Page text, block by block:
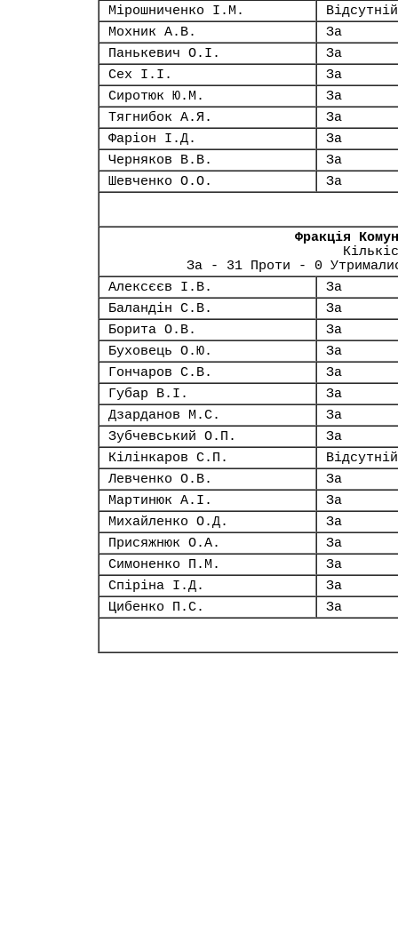
Мірошниченко І.М.
Відсутній
Мохник А.В.
За
Панькевич О.І.
За
Сех І.І.
За
Сиротюк Ю.М.
За
Тягнибок А.Я.
За
Фаріон І.Д.
За
Черняков В.В.
За
Шевченко О.О.
За
Фракція
За - 31 Проти - 0
Алексєєв І.В.
За
Баландін С.В.
За
Борита О.В.
За
Буховець О.Ю.
За
Гончаров С.В.
За
Губар В.І.
За
Дзарданов М.С.
За
Зубчевський О.П.
За
Кілінкаров С.П.
Відсутній
Левченко О.В.
За
Мартинюк А.І.
За
Михайленко О.Д.
За
Присяжнюк О.А.
За
Симоненко П.М.
За
Спіріна І.Д.
За
Цибенко П.С.
За